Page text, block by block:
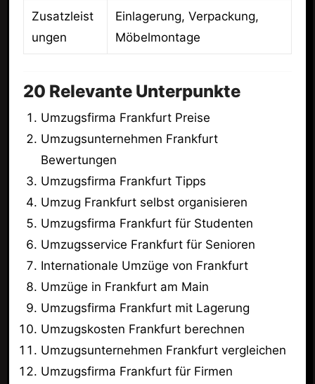
Zusatzleist
ungen
Einlagerung, Verpackung,
Möbelmontage
20 Relevante Unterpunkte
Umzugsfirma Frankfurt Preise
Umzugsunternehmen Frankfurt
Bewertungen
Umzugsfirma Frankfurt Tipps
Umzug Frankfurt selbst organisieren
Umzugsfirma Frankfurt für Studenten
Umzugsservice Frankfurt für Senioren
Internationale Umzüge von Frankfurt
Umzüge in Frankfurt am Main
Umzugsfirma Frankfurt mit Lagerung
Umzugskosten Frankfurt berechnen
Umzugsunternehmen Frankfurt vergleichen
Umzugsfirma Frankfurt für Firmen